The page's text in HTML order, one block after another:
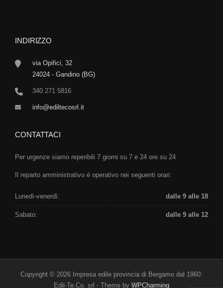
INDIRIZZO
via Opifici, 32
24024 - Gandino (BG)
340 271 5816
info@ediltecosrl.it
CONTATTACI
Per urgenze siamo reperibili 7 giorni su 7 e 24 ore su 24
Il reparto amministrativo è operativo nei seguenti orari:
Lunedì-venerdì: dalle 9 alle 18
Sabato: dalle 9 alle 12
Copyright © 2026 Impresa edile provincia di Bergamo dal 1960:
Edil-Te.Co. srl - Theme by WPCharming